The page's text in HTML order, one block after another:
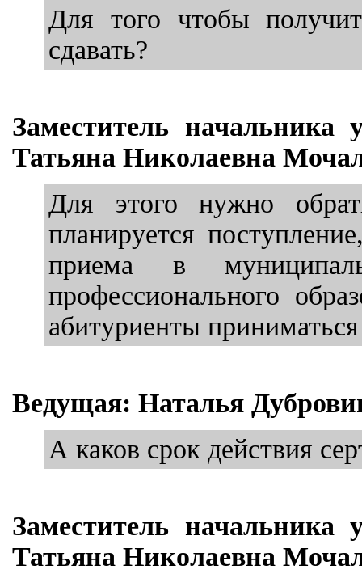
Для того чтобы
сдавать?
Заместитель начальника
Татьяна Николаевна
Для этого нужно
планируется
приема в
профессионального
абитуриенты
Ведущая: Наталья
А каков срок действия
Заместитель начальника
Татьяна Николаевна